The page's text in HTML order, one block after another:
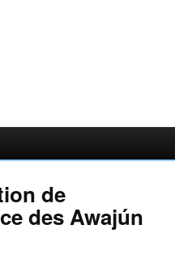
de
des Awajún